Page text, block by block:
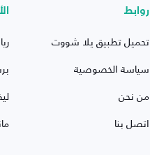
روابط
تحميل تطبيق يلا شووت
سياسة الخصوصية
من نحن
اتصل بنا